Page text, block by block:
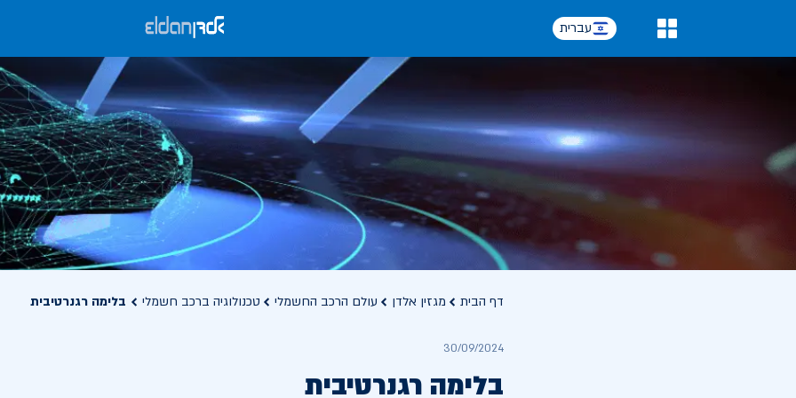
עברית
דף הבית מגזין אלדן עולם הרכב החשמלי טכנולוגיה ברכב חשמלי בלימה רגנרטיבית
30/09/2024
בלימה רגנרטיבית